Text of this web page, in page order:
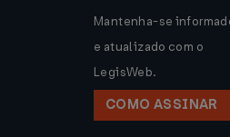
Mantenha-se
e atualizado com o
LegisWeb.
COMO ASSINAR